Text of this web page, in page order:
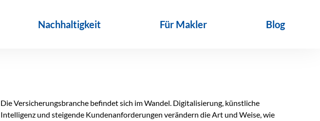
Nachhaltigkeit Für Makler Blog
Die Versicherungsbranche befindet sich im Wandel. Digitalisierung, künstliche
Intelligenz und steigende Kundenanforderungen verändern die Art und Weise, wie